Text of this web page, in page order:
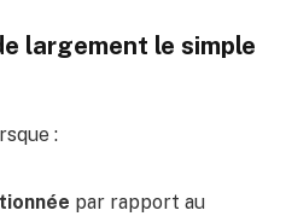
largement le simple
:
par rapport au